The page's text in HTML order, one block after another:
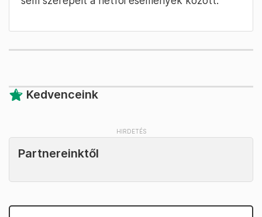
Kedvenceink
Partnereinktől